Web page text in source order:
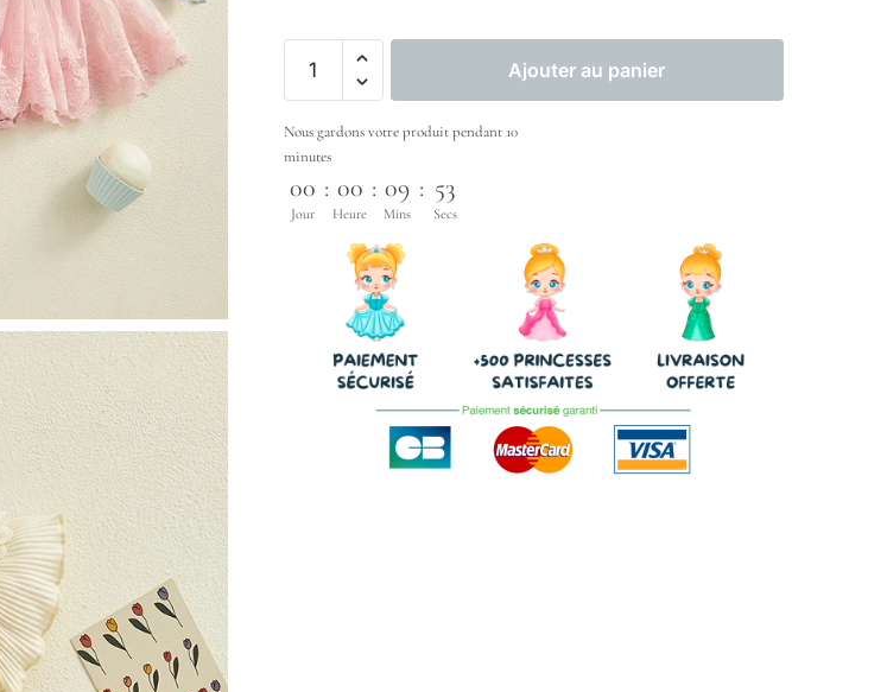
Ajouter au panier
Nous gardons votre produit pendant 10
minutes
00
Jour
: 00
Heure
: 09
Mins
: 51
Secs